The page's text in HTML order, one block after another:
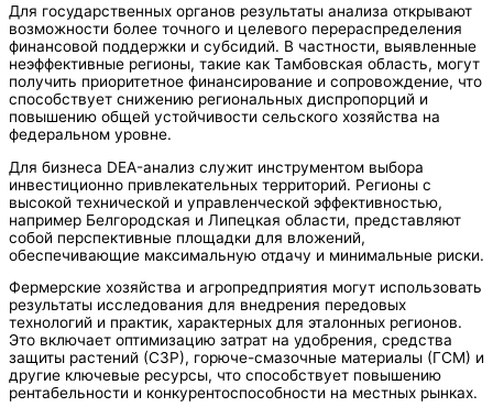
Для государственных органов результаты анализа открывают
возможности более точного и целевого перераспределения
финансовой поддержки и субсидий. В частности, выявленные
неэффективные регионы, такие как Тамбовская область, могут
получить приоритетное финансирование и сопровождение, что
способствует снижению региональных диспропорций и
повышению общей устойчивости сельского хозяйства на
федеральном уровне.
Для бизнеса DEA-анализ служит инструментом выбора
инвестиционно привлекательных территорий. Регионы с
высокой технической и управленческой эффективностью,
например Белгородская и Липецкая области, представляют
собой перспективные площадки для вложений,
обеспечивающие максимальную отдачу и минимальные риски.
Фермерские хозяйства и агропредприятия могут использовать
результаты исследования для внедрения передовых
технологий и практик, характерных для эталонных регионов.
Это включает оптимизацию затрат на удобрения, средства
защиты растений (СЗР), горюче-смазочные материалы (ГСМ) и
другие ключевые ресурсы, что способствует повышению
рентабельности и конкурентоспособности на местных рынках.